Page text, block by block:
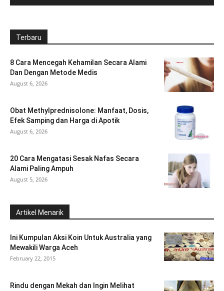
Terbaru
8 Cara Mencegah Kehamilan Secara Alami
Dan Dengan Metode Medis
August 6, 2026
Obat Methylprednisolone: Manfaat, Dosis,
Efek Samping dan Harga di Apotik
August 6, 2026
20 Cara Mengatasi Sesak Nafas Secara
Alami Paling Ampuh
August 5, 2026
Artikel Menarik
Ini Kumpulan Aksi Koin Untuk Australia yang
Mewakili Warga Aceh
February 22, 2015
Rindu dengan Mekah dan Ingin Melihat